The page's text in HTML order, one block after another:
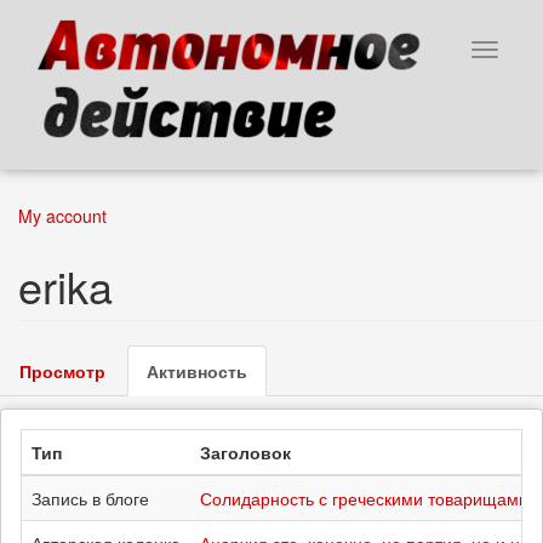
основному
содержанию
Toggle
My account
erika
Главные
вкладки
Просмотр Активность
вкладка)
Тип
Заголовок
Запись в блоге
Солидарность с греческими товарищами